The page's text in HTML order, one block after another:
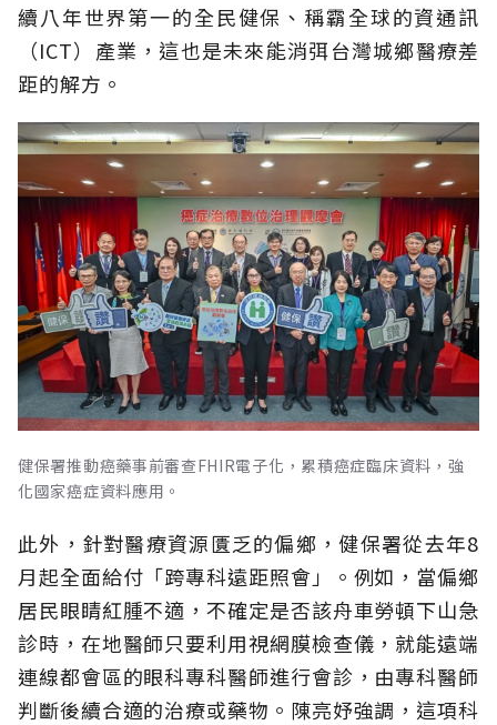
續八年世界第一的全民健保、稱霸全球的資通訊
（ICT）產業，這也是未來能消弭台灣城鄉醫療差
距的解方。
健保署推動癌藥事前審查FHIR電子化，累積癌症臨床資料，強
化國家癌症資料應用。
此外，針對醫療資源匱乏的偏鄉，健保署從去年8
月起全面給付「跨專科遠距照會」。例如，當偏鄉
居民眼睛紅腫不適，不確定是否該舟車勞頓下山急
診時，在地醫師只要利用視網膜檢查儀，就能遠端
連線都會區的眼科專科醫師進行會診，由專科醫師
判斷後續合適的治療或藥物。陳亮妤強調，這項科